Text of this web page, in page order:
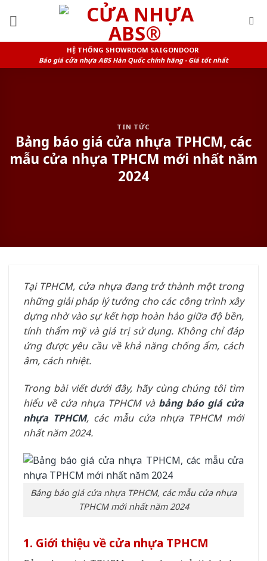
HỆ THỐNG SHOWROOM SAIGONDOOR
Báo giá cửa nhựa ABS Hàn Quốc chính hãng - Giá tốt nhất
TIN TỨC
Bảng báo giá cửa nhựa TPHCM, các
mẫu cửa nhựa TPHCM mới nhất năm
2024
Tại TPHCM, cửa nhựa đang trở thành một trong
những giải pháp lý tưởng cho các công trình xây
dựng nhờ vào sự kết hợp hoàn hảo giữa độ bền,
tính thẩm mỹ và giá trị sử dụng. Không chỉ đáp
ứng được yêu cầu về khả năng chống ẩm, cách
âm, cách nhiệt.
Trong bài viết dưới đây, hãy cùng chúng tôi tìm
hiểu về cửa nhựa TPHCM và bảng báo giá cửa
nhựa TPHCM, các mẫu cửa nhựa TPHCM mới
nhất năm 2024.
Bảng báo giá cửa nhựa TPHCM, các mẫu cửa nhựa
TPHCM mới nhất năm 2024
1. Giới thiệu về cửa nhựa TPHCM